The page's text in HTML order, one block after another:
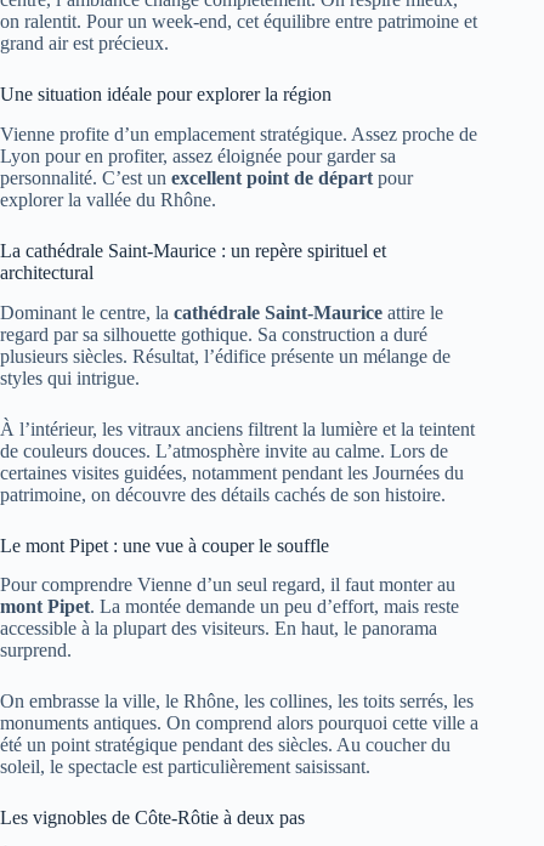
on ralentit. Pour un week-end, cet équilibre entre patrimoine et
grand air est précieux.
Une situation idéale pour explorer la région
Vienne profite d’un emplacement stratégique. Assez proche de
Lyon pour en profiter, assez éloignée pour garder sa
personnalité. C’est un excellent point de départ pour
explorer la vallée du Rhône.
La cathédrale Saint-Maurice : un repère spirituel et
architectural
Dominant le centre, la cathédrale Saint-Maurice attire le
regard par sa silhouette gothique. Sa construction a duré
plusieurs siècles. Résultat, l’édifice présente un mélange de
styles qui intrigue.
À l’intérieur, les vitraux anciens filtrent la lumière et la teintent
de couleurs douces. L’atmosphère invite au calme. Lors de
certaines visites guidées, notamment pendant les Journées du
patrimoine, on découvre des détails cachés de son histoire.
Le mont Pipet : une vue à couper le souffle
Pour comprendre Vienne d’un seul regard, il faut monter au
mont Pipet. La montée demande un peu d’effort, mais reste
accessible à la plupart des visiteurs. En haut, le panorama
surprend.
On embrasse la ville, le Rhône, les collines, les toits serrés, les
monuments antiques. On comprend alors pourquoi cette ville a
été un point stratégique pendant des siècles. Au coucher du
soleil, le spectacle est particulièrement saisissant.
Les vignobles de Côte-Rôtie à deux pas